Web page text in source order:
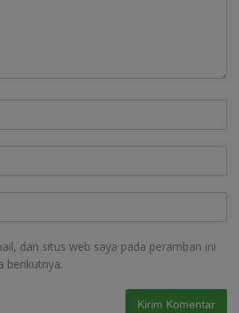
dan situs web saya pada peramban ini
berikutnya.